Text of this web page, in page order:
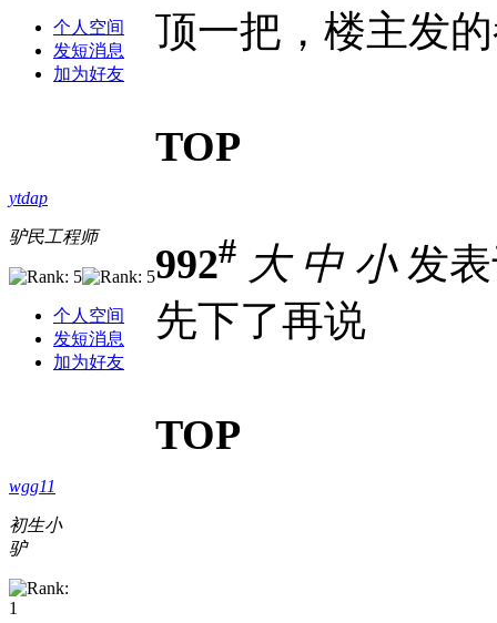
个人空间
发短消息
加为好友
顶一把，楼主发
TOP
ytdap
驴民工程师
个人空间
发短消息
加为好友
992# 大 中 小发表
先下了再说
TOP
wgg11
初生小
驴